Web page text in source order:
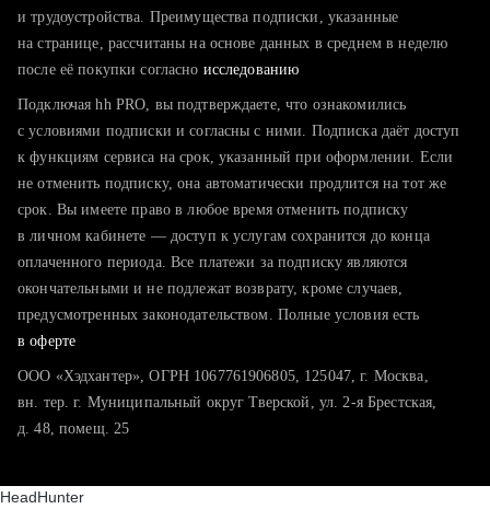
тратите много времени на поиск и вручную поднимаете
хотите сравнить себя с конкурентами и оценить шансы
и трудоустройства. Преимущества подписки, указанные
на странице, рассчитаны на основе данных в среднем в неделю
после её покупки согласно исследованию
Подключая hh PRO, вы подтверждаете, что ознакомились
с условиями подписки и согласны с ними. Подписка даёт доступ
к функциям сервиса на срок, указанный при оформлении. Если
не отменить подписку, она автоматически продлится на тот же
срок. Вы имеете право в любое время отменить подписку
в личном кабинете — доступ к услугам сохранится до конца
оплаченного периода. Все платежи за подписку являются
окончательными и не подлежат возврату, кроме случаев,
предусмотренных законодательством. Полные условия есть
в оферте
ООО «Хэдхантер», ОГРН 1067761906805, 125047, г. Москва,
вн. тер. г. Муниципальный округ Тверской, ул. 2-я Брестская,
д. 48, помещ. 25
HeadHunter